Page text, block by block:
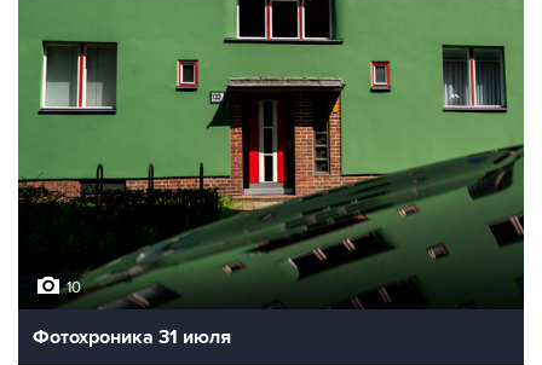
10
Фотохроника 31 июля